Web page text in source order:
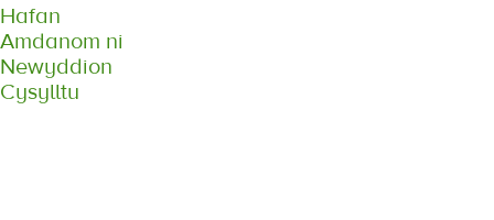
Hafan
Amdanom ni
Newyddion
Cysylltu